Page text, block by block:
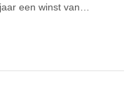
een winst van…